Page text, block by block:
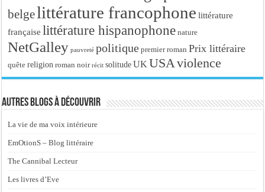
belgelittérature francophone littérature
française littérature hispanophone nature
NetGalley pauvreté politique premier roman Prix littéraire
quête religion roman noir récit solitude UK USAviolence
Autres blogs à découvrir
La vie de ma voix intérieure
EmOtionS – Blog littéraire
The Cannibal Lecteur
Les livres d’Eve